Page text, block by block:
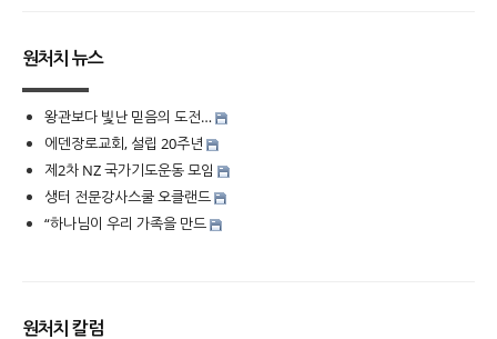
원처치 뉴스
왕관보다 빛난 믿음의 도전…
에덴장로교회, 설립 20주년
제2차 NZ 국가기도운동 모임
생터 전문강사스쿨 오클랜드
“하나님이 우리 가족을 만드
원처치 칼럼